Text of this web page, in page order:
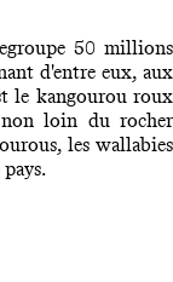
50 millions
d'entre eux, aux
le kangourou roux
loin du rocher
les wallabies